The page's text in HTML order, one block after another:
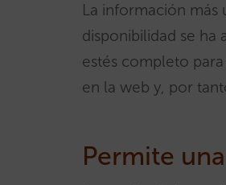
La información más
disponibilidad se ha
estés completo
en la web y, por
Permite